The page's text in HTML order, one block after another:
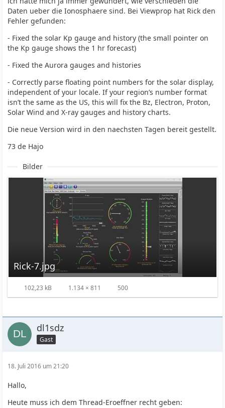
Daten ueber die Ionosphaere sind. Bei Viewprop hat Rick den
Fehler gefunden:
- Fixed the solar Kp gauge and history (the small pointer on
the Kp gauge shows the 1 hr forecast)
- Fixed the Aurora gauges and histories
- Correctly parse floating point numbers for the solar display,
independent of your locale. If your region’s number format
isn’t the same as the US, this will fix the Bz, Electron, Proton,
Solar Wind and X-ray gauges and history charts.
Die neue Version wird in den naechsten Tagen bereit gestellt.
73 de Hajo
Bilder
Rick-7.jpg
102,23 kB 1.134 × 811 500
dl1sdz
Gast
18. Juli 2016 um 21:20
Hallo,
Heute muss ich dem Thread-Eroeffner recht geben: